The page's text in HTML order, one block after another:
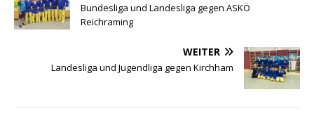
Bundesliga und Landesliga gegen ASKÖ
Reichraming
WEITER
Landesliga und Jugendliga gegen Kirchham